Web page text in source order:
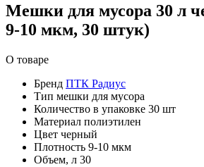
Мешки для мусора 30 л
9-10 мкм, 30 штук)
О товаре
Бренд ПТК Радиус
Тип мешки для мусора
Количество в упаковке 30 шт
Материал полиэтилен
Цвет черный
Плотность 9-10 мкм
Объем, л 30